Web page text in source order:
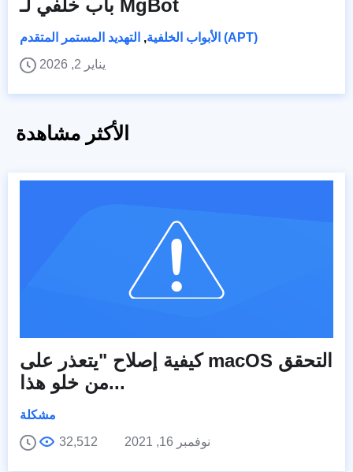
باب خلفي لـ MgBot
الأبواب الخلفية,
التهديد المستمر المتقدم (APT)
يناير 2, 2026
الأكثر مشاهدة
كيفية إصلاح "يتعذر على macOS التحقق
من خلو هذا...
مشكلة
نوفمبر 16, 2021
32,512